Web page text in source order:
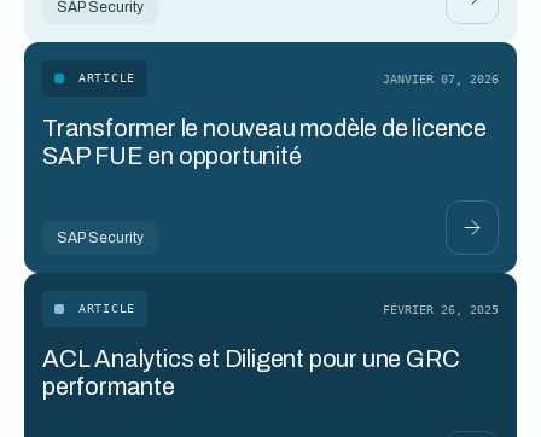
SAP Security
ARTICLE JANVIER 07, 2026
Transformer le nouveau modèle de licence
SAP FUE en opportunité
SAP Security
ARTICLE FÉVRIER 26, 2025
ACL Analytics et Diligent pour une GRC
performante